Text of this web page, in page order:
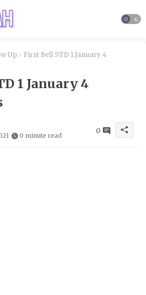
Up
First Bell STD 1 January 4
1 January 4
0 minute read
0